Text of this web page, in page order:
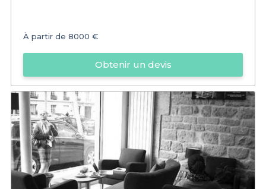
À partir de 8000 €
Obtenir un devis